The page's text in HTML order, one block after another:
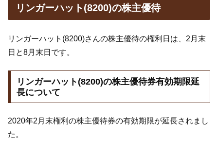
リンガーハット(8200)の株主優待
リンガーハット(8200)さんの株主優待の権利日は、2月末
日と8月末日です。
リンガーハット(8200)の株主優待券有効期限延
長について
2020年2月末権利の株主優待券の有効期限が延長されまし
た。